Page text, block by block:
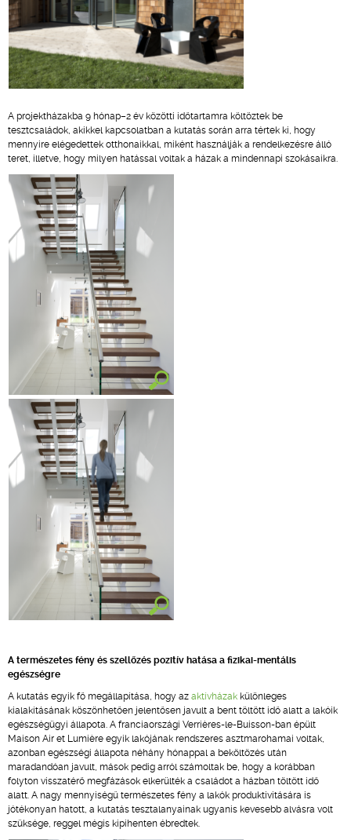
A projektházakba 9 hónap–2 év közötti időtartamra költöztek be
tesztcsaládok, akikkel kapcsolatban a kutatás során arra tértek ki, hogy
mennyire elégedettek otthonaikkal, miként használják a rendelkezésre álló
teret, illetve, hogy milyen hatással voltak a házak a mindennapi szokásaikra.
A természetes fény és szellőzés pozitív hatása a fizikai-mentális
egészségre
A kutatás egyik fő megállapítása, hogy az aktívházak különleges
kialakításának köszönhetően jelentősen javult a bent töltött idő alatt a lakóik
egészségügyi állapota. A franciaországi Verrières-le-Buisson-ban épült
Maison Air et Lumière egyik lakójának rendszeres asztmarohamai voltak,
azonban egészségi állapota néhány hónappal a beköltözés után
maradandóan javult, mások pedig arról számoltak be, hogy a korábban
folyton visszatérő megfázások elkerülték a családot a házban töltött idő
alatt. A nagy mennyiségű természetes fény a lakók produktivitására is
jótékonyan hatott, a kutatás tesztalanyainak ugyanis kevesebb alvásra volt
szüksége, reggel mégis kipihenten ébredtek.